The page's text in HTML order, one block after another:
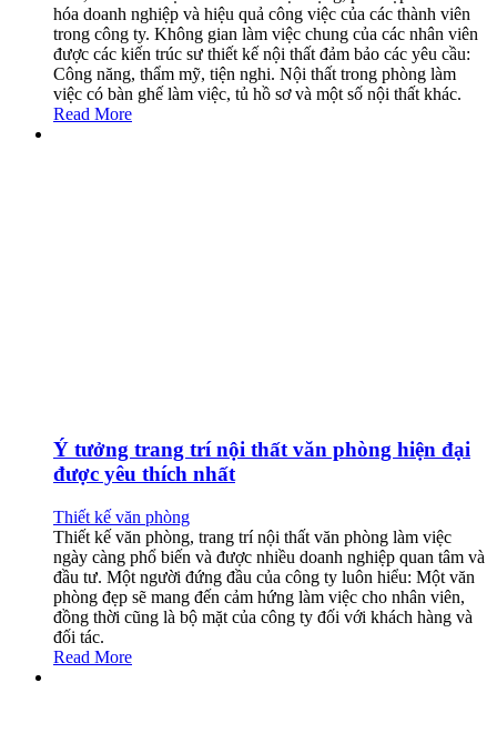
hóa doanh nghiệp và hiệu quả công việc của các thành viên
trong công ty. Không gian làm việc chung của các nhân viên
được các kiến trúc sư thiết kế nội thất đảm bảo các yêu cầu:
Công năng, thẩm mỹ, tiện nghi. Nội thất trong phòng làm
việc có bàn ghế làm việc, tủ hồ sơ và một số nội thất khác.
Read More
Ý tưởng trang trí nội thất văn phòng hiện đại
được yêu thích nhất
Thiết kế văn phòng
Thiết kế văn phòng, trang trí nội thất văn phòng làm việc
ngày càng phổ biến và được nhiều doanh nghiệp quan tâm và
đầu tư. Một người đứng đầu của công ty luôn hiểu: Một văn
phòng đẹp sẽ mang đến cảm hứng làm việc cho nhân viên,
đồng thời cũng là bộ mặt của công ty đối với khách hàng và
đối tác.
Read More